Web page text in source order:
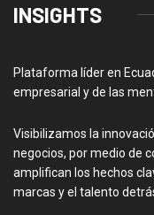
INSIGHTS
Plataforma líder en
empresarial y de las
Visibilizamos la
negocios, por medio de
amplifican los hechos
marcas y el talento